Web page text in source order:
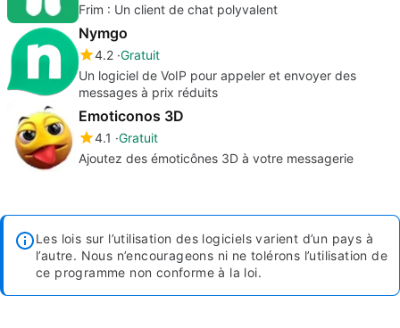
Frim : Un client de chat polyvalent
Nymgo
4.2 Gratuit
Un logiciel de VoIP pour appeler et envoyer des
messages à prix réduits
Emoticonos 3D
4.1 Gratuit
Ajoutez des émoticônes 3D à votre messagerie
Les lois sur l’utilisation des logiciels varient d’un pays à
l’autre. Nous n’encourageons ni ne tolérons l’utilisation de
ce programme non conforme à la loi.